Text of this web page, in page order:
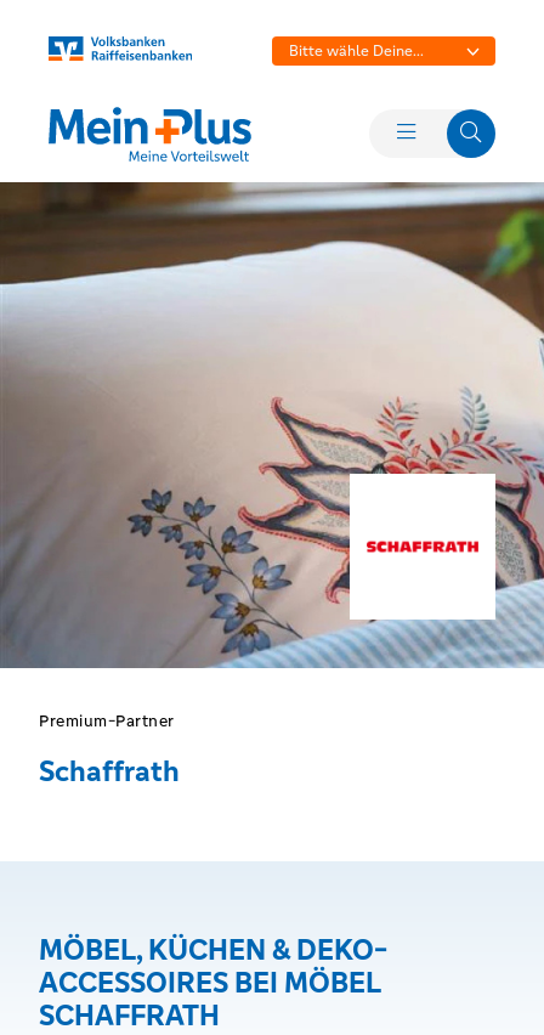
Bitte wähle Deine
Premium-Partner
Schaffrath
MÖBEL, KÜCHEN & DEKO-
ACCESSOIRES BEI MÖBEL
SCHAFFRATH